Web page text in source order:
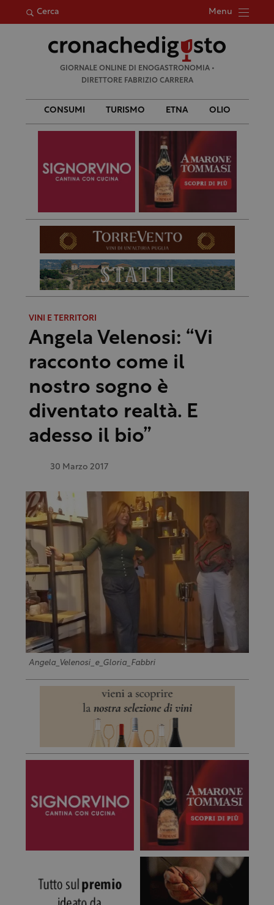
Cerca Menu
per:
GIORNALE ONLINE DI ENOGASTRONOMIA •
DIRETTORE FABRIZIO CARRERA
CONSUMI TURISMO ETNA OLIO
VINI E TERRITORI
Angela Velenosi: “Vi
racconto come il
nostro sogno è
diventato realtà. E
adesso il bio”
30 Marzo 2017
Angela_Velenosi_e_Gloria_Fabbri